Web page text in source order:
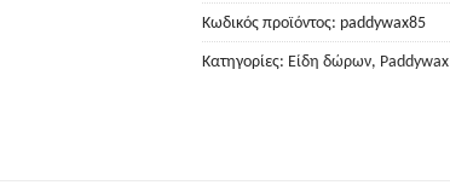
Κωδικός προϊόντος: paddywax85
Κατηγορίες: Είδη δώρων, Paddywax